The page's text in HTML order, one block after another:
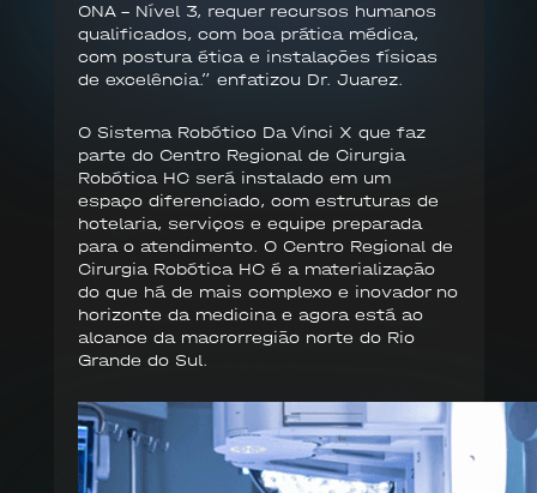
ONA - Nível 3, requer recursos humanos
qualificados, com boa prática médica,
com postura ética e instalações físicas
de excelência.” enfatizou Dr. Juarez.
O Sistema Robótico Da Vinci X que faz
parte do Centro Regional de Cirurgia
Robótica HC será instalado em um
espaço diferenciado, com estruturas de
hotelaria, serviços e equipe preparada
para o atendimento. O Centro Regional de
Cirurgia Robótica HC é a materialização
do que há de mais complexo e inovador no
horizonte da medicina e agora está ao
alcance da macrorregião norte do Rio
Grande do Sul.